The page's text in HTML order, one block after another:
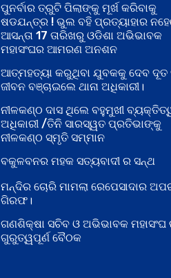
ପୁନର୍ବାର ତ୍ରୁଟି ପିଲାଙ୍କୁ ମୂର୍ଖ କରିବାକୁ
ଷଡଯନ୍ତ୍ର ! ଭୁଲ ବହି ପ୍ରତ୍ୟାହାର
ଆସନ୍ତା 17 ତାରିଖରୁ ଓଡିଶା ଅଭିଭାବକ
ମହାସଂଘର ଆମରଣ ଅନଶନ
ଆତ୍ମହତ୍ୟା କରୁଥିବା ଯୁବକକୁ ଦେବ ଦୂତ
ଜୀବନ ବଞ୍ଚାଇଲେ ଥାନା ଅଧିକାରୀ।
ନୀଳକଣ୍ଠ ଦାସ ଥିଲେ ବହୁମୁଖୀ
ଅଧିକାରୀ /ତିନି ସାରସ୍ୱତ ପ୍ରତିଭାଙ୍କୁ
ନୀଳକଣ୍ଠ ସ୍ମୃତି ସମ୍ମାନ
ବକୁଳବନର ମହକ ସତ୍ୟବାଦୀ ର ସନ୍ଥ
ମନ୍ଦିର ଚୋରି ମାମଲା ରେପେସାଦାର
ଗିରଫ।
ଗଣଶିକ୍ଷା ସଚିବ ଓ ଅଭିଭାବକ ମହାସଂଘ
ଗୁରୁତ୍ୱପୂର୍ଣ ବୈଠକ